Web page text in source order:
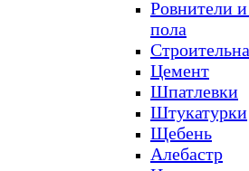
Ровнители
пола
Цемент
Шпатлевки
Штукатурки
Щебень
Алебастр